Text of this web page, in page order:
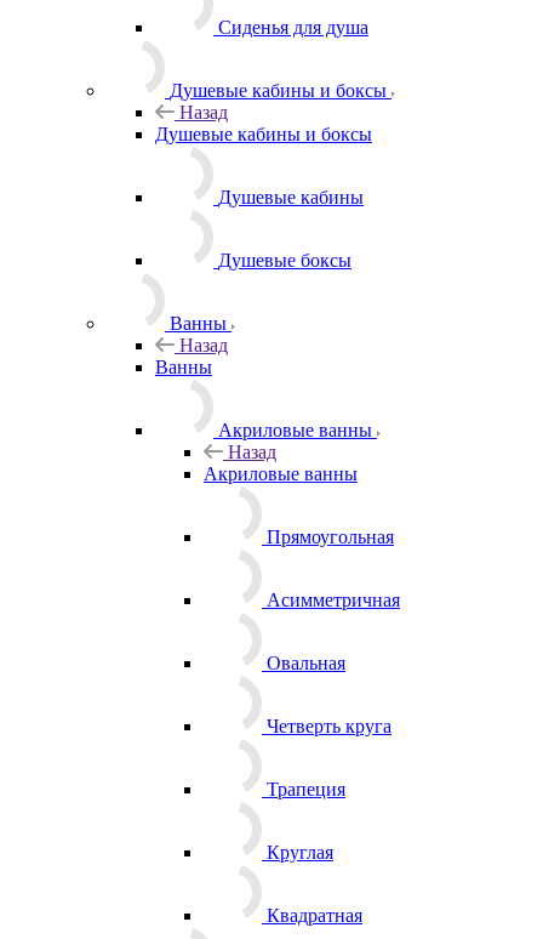
Сиденья для душа
Душевые кабины и боксы
Назад
Душевые кабины и боксы
Душевые кабины
Душевые боксы
Ванны
Назад
Ванны
Акриловые ванны
Назад
Акриловые ванны
Прямоугольная
Асимметричная
Овальная
Четверть круга
Трапеция
Круглая
Квадратная